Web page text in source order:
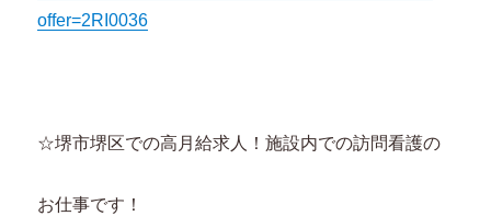
offer=2RI0036
☆堺市堺区での高月給求人！施設内での訪問看護の
お仕事です！